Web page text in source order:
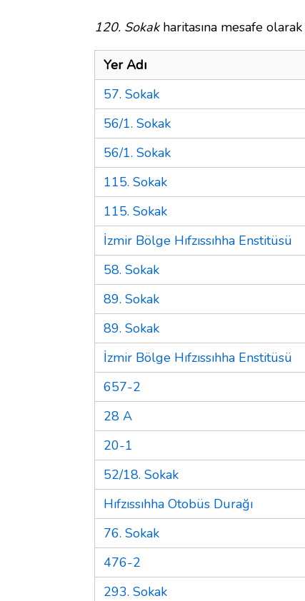
120. Sokakharitasına mesafe
Yer Adı
57. Sokak
56/1. Sokak
56/1. Sokak
115. Sokak
115. Sokak
İzmir Bölge Hıfzıssıhha Enstitüsü
58. Sokak
89. Sokak
89. Sokak
İzmir Bölge Hıfzıssıhha Enstitüsü
657-2
28 A
20-1
52/18. Sokak
Hıfzıssıhha Otobüs Durağı
76. Sokak
476-2
293. Sokak